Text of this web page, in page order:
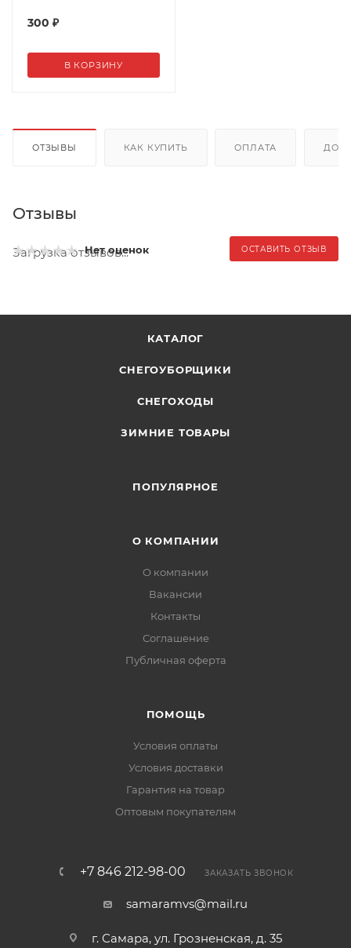
300 ₽
В КОРЗИНУ
ОТЗЫВЫ КАК КУПИТЬ ОПЛАТА
Отзывы
Нет оценок ОСТАВИТЬ ОТЗЫВ
Загрузка отзывов...
КАТАЛОГ
СНЕГОУБОРЩИКИ
СНЕГОХОДЫ
ЗИМНИЕ ТОВАРЫ
ПОПУЛЯРНОЕ
О КОМПАНИИ
О компании
Вакансии
Контакты
Соглашение
Публичная оферта
ПОМОЩЬ
Условия оплаты
Условия доставки
Гарантия на товар
Оптовым покупателям
+7 846 212-98-00 ЗАКАЗАТЬ ЗВОНОК
samaramvs@mail.ru
г. Самара, ул. Грозненская, д. 35